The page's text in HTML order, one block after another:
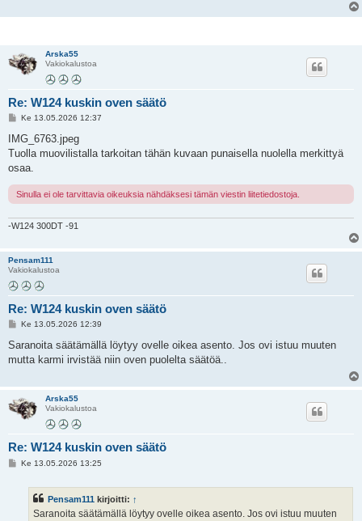
Arska55
Vakiokalustoa
Re: W124 kuskin oven säätö
V
e
t
i
Ke 13.05.2026 12:37
IMG_6763.jpeg
Tuolla muovilistalla tarkoitan tähän kuvaan punaisella nuolella merkittyä
osaa.
Sinulla ei ole tarvittavia oikeuksia nähdäksesi tämän viestin liitetiedostoja.
-W124 300DT -91
Pensam111
Vakiokalustoa
Re: W124 kuskin oven säätö
V
e
t
Ke 13.05.2026 12:39
Saranoita säätämällä löytyy ovelle oikea asento. Jos ovi istuu muuten
mutta karmi irvistää niin oven puolelta säätöä..
Arska55
Vakiokalustoa
Re: W124 kuskin oven säätö
VKe 13.05.2026 13:25
Pensam111 kirjoitti: ↑
Saranoita säätämällä löytyy ovelle oikea asento. Jos ovi istuu muuten